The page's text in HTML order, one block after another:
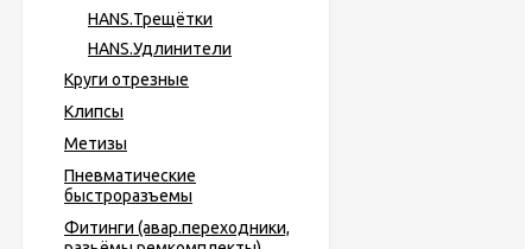
HANS.Трещётки
HANS.Удлинители
Круги отрезные
Клипсы
Метизы
Пневматические
быстроразъемы
Фитинги (авар.переходники,